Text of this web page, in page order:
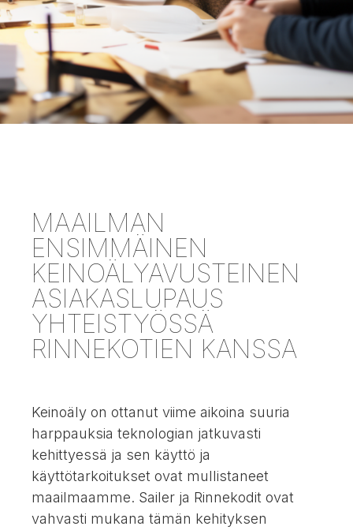
MAAILMAN
ENSIMMÄINEN
KEINOÄLYAVUSTEINEN
ASIAKASLUPAUS
YHTEISTYÖSSÄ
RINNEKOTIEN KANSSA
Keinoäly on ottanut viime aikoina suuria
harppauksia teknologian jatkuvasti
kehittyessä ja sen käyttö ja
käyttötarkoitukset ovat mullistaneet
maailmaamme. Sailer ja Rinnekodit ovat
vahvasti mukana tämän kehityksen